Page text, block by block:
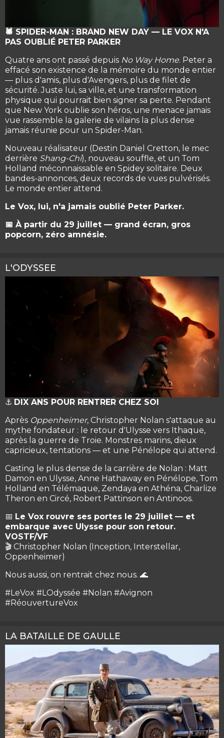
🕷️ SPIDER-MAN : BRAND NEW DAY — LE VOX N'A
PAS OUBLIÉ PETER PARKER
Quatre ans ont passé depuis No Way Home. Peter a
effacé son existence de la mémoire du monde entier
— plus d'amis, plus d'Avengers, plus de filet de
sécurité. Juste lui, sa ville, et une transformation
physique qui pourrait bien signer sa perte. Pendant
que New York oublie son héros, une menace jamais
vue rassemble la galerie de vilains la plus dense
jamais réunie pour un Spider-Man.
Nouveau réalisateur (Destin Daniel Cretton, le mec
derrière Shang-Chi), nouveau souffle, et un Tom
Holland méconnaissable en Spidey solitaire. Deux
bandes-annonces, deux records de vues pulvérisés.
Le monde entier attend.
Le Vox, lui, n'a jamais oublié Peter Parker.
📅 À partir du 29 juillet — grand écran, gros
popcorn, zéro amnésie.
L'ODYSSEE
⚓ DIX ANS POUR RENTRER CHEZ SOI
Après Oppenheimer, Christopher Nolan s'attaque au
mythe fondateur : le retour d'Ulysse vers Ithaque,
après la guerre de Troie. Monstres marins, dieux
capricieux, tentations — et une Pénélope qui attend.
Casting le plus dense de la carrière de Nolan : Matt
Damon en Ulysse, Anne Hathaway en Pénélope, Tom
Holland en Télémaque, Zendaya en Athéna, Charlize
Theron en Circé, Robert Pattinson en Antinoos.
📅 Le Vox rouvre ses portes le 29 juillet — et
embarque avec Ulysse pour son retour.
VOSTF/VF
🎬 Christopher Nolan (Inception, Interstellar,
Oppenheimer)
Nous aussi, on rentrait chez nous. 🌊
#LeVox #LOdyssée #Nolan #Avignon
#RéouvertureVox
LA BATAILLE DE GAULLE